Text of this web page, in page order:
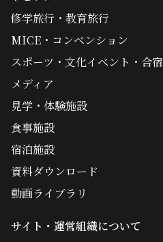
修学旅行・教育旅行
MICE・コンベンション
スポーツ・文化イベント・合宿
メディア
見学・体験施設
食事施設
宿泊施設
資料ダウンロード
動画ライブラリ
サイト・運営組織について